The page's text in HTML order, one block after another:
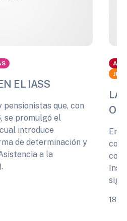
EL IASS
que, con
se promulgó el
introduce
de determinación y
a la
LA
En
18